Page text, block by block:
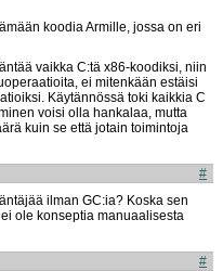
koodia Armille, jossa on eri
vaikka C:tä x86-koodiksi, niin
ei mitenkään estäisi
Käytännössä toki kaikkia C
voisi olla hankalaa, mutta
kuin se että jotain toimintoja
#
ilman GC:ia? Koska sen
ole konseptia manuaalisesta
#